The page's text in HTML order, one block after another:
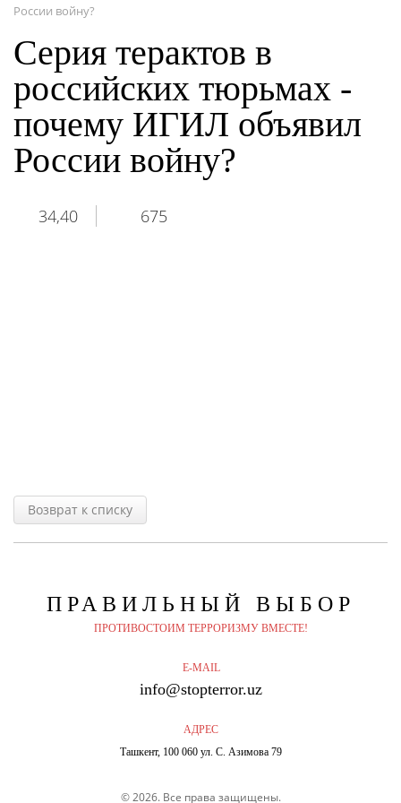
России войну?
Серия терактов в
российских тюрьмах -
почему ИГИЛ объявил
России войну?
34,40 675
Возврат к списку
ПРАВИЛЬНЫЙВЫБОР
ПРОТИВОСТОИМ ТЕРРОРИЗМУ ВМЕСТЕ!
E-MAIL
info@stopterror.uz
АДРЕС
Ташкент, 100 060 ул. С. Азимова 79
© 2026. Все права защищены.